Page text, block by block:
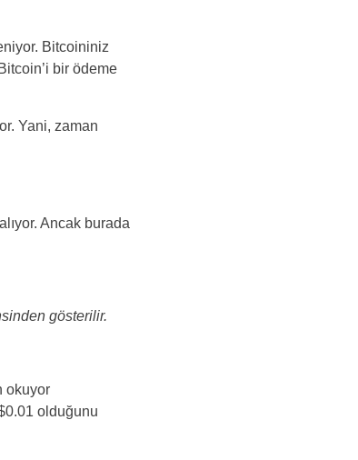
Bitcoininiz
bir ödeme
Yani, zaman
Ancak burada
gösterilir.
okuyor
olduğunu